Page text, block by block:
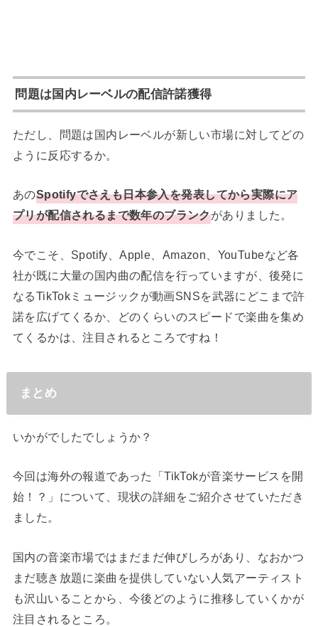
問題は国内レーベルの配信許諾獲得
ただし、問題は国内レーベルが新しい市場に対してどの
ように反応するか。
あのSpotifyでさえも日本参入を発表してから実際にア
プリが配信されるまで数年のブランクがありました。
今でこそ、Spotify、Apple、Amazon、YouTubeなど各
社が既に大量の国内曲の配信を行っていますが、後発に
なるTikTokミュージックが動画SNSを武器にどこまで許
諾を広げてくるか、どのくらいのスピードで楽曲を集め
てくるかは、注目されるところですね！
まとめ
いかがでしたでしょうか？
今回は海外の報道であった「TikTokが音楽サービスを開
始！？」について、現状の詳細をご紹介させていただき
ました。
国内の音楽市場ではまだまだ伸びしろがあり、なおかつ
まだ聴き放題に楽曲を提供していない人気アーティスト
も沢山いることから、今後どのように推移していくかが
注目されるところ。